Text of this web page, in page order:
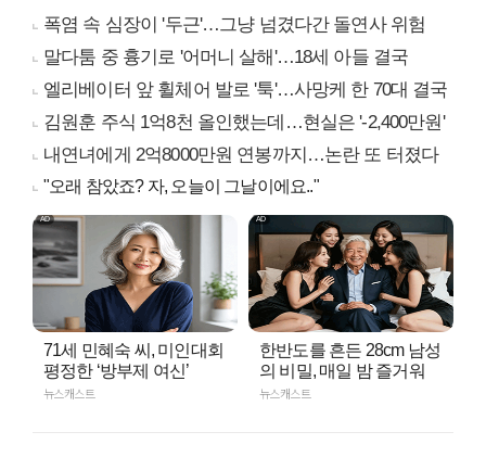
폭염 속 심장이 '두근'…그냥 넘겼다간 돌연사 위험
말다툼 중 흉기로 '어머니 살해'…18세 아들 결국
엘리베이터 앞 휠체어 발로 '툭'…사망케 한 70대 결국
김원훈 주식 1억8천 올인했는데…현실은 '-2,400만원'
내연녀에게 2억8000만원 연봉까지…논란 또 터졌다
"오래 참았죠? 자, 오늘이 그날이에요.."
71세 민혜숙 씨, 미인대회
평정한 ‘방부제 여신’
뉴스캐스트
한반도를 흔든 28cm 남성
의 비밀, 매일 밤 즐거워
뉴스캐스트